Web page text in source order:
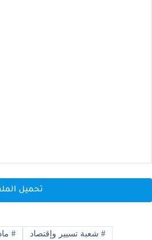
تحميل
# شعبة تسيير وإقتصاد #